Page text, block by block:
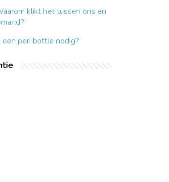
klikt het tussen ons en
een peri bottle nodig?